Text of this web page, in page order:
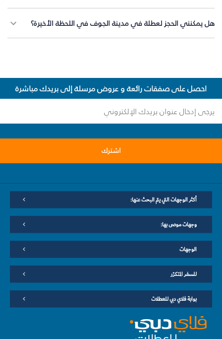
هل يمكنني الحجز لعطلة في مدينة الجوف في اللحظة الأخيرة؟
احصل على صفقات رائعة و عروض مرسلة إلى بريدك مباشرة
اشترك
أكثر الوجهات التي يتم البحث عنها:
وجهات موصى بها:
الوجهات
للسفر المتكرّر
بوابة فلاي دبي للعطلات